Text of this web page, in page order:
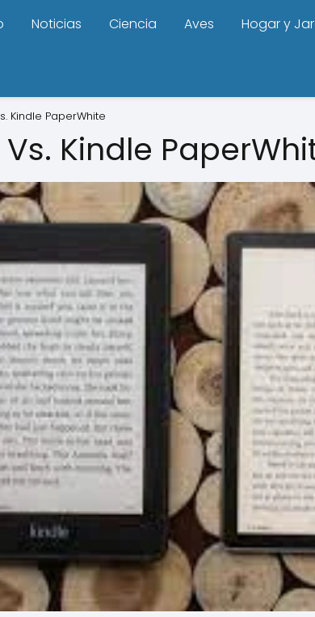
Noticias Ciencia Aves Hogar y
Kindle PaperWhite
Kindle